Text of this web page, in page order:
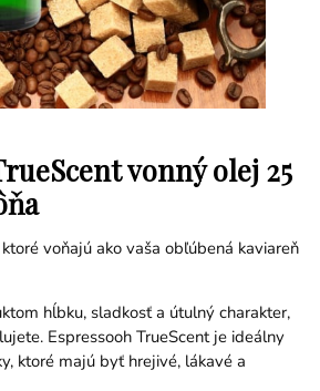
vonný olej 25
voňajú ako vaša obľúbená kaviareň
hĺbku, sladkosť a útulný charakter,
Espressooh TrueScent je ideálny
ktoré majú byť hrejivé, lákavé a